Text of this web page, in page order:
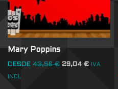
Mary Poppins
DESDE 43,56€ 29,04 € IVA
INCL